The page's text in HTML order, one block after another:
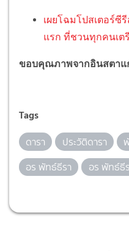
เผยโฉมโปสเตอร์ซีรี
แรก ที่ชวนทุกคนเต
ขอบคุณภาพจากอินสตาแ
Tags
ดารา ประวัติดารา
อร พัทธ์ธีรา
อร พัทธ์ธี